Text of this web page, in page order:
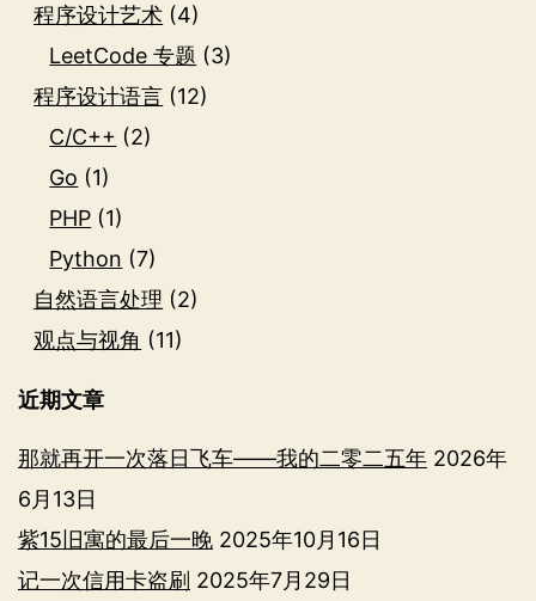
程序设计艺术 (4)
LeetCode 专题 (3)
程序设计语言 (12)
C/C++ (2)
Go (1)
PHP (1)
Python (7)
自然语言处理 (2)
观点与视角 (11)
近期文章
那就再开一次落日飞车——我的二零二五年 2026年
6月13日
紫15旧寓的最后一晚 2025年10月16日
记一次信用卡盗刷 2025年7月29日